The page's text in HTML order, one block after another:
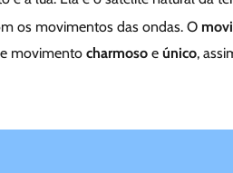
os movimentos das ondas. O
movimento charmoso e único,